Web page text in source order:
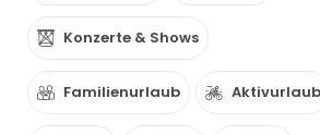
Konzerte & Shows
Familienurlaub Aktivurlaub